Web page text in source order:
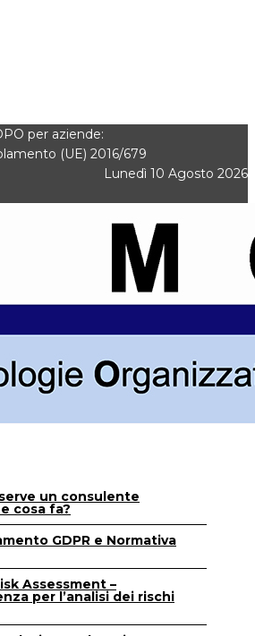
per aziende:
(UE) 2016/679
Lunedì 10 Agosto 2026
un consulente
cosa fa?
GDPR e Normativa
Assessment –
per l’analisi dei rischi